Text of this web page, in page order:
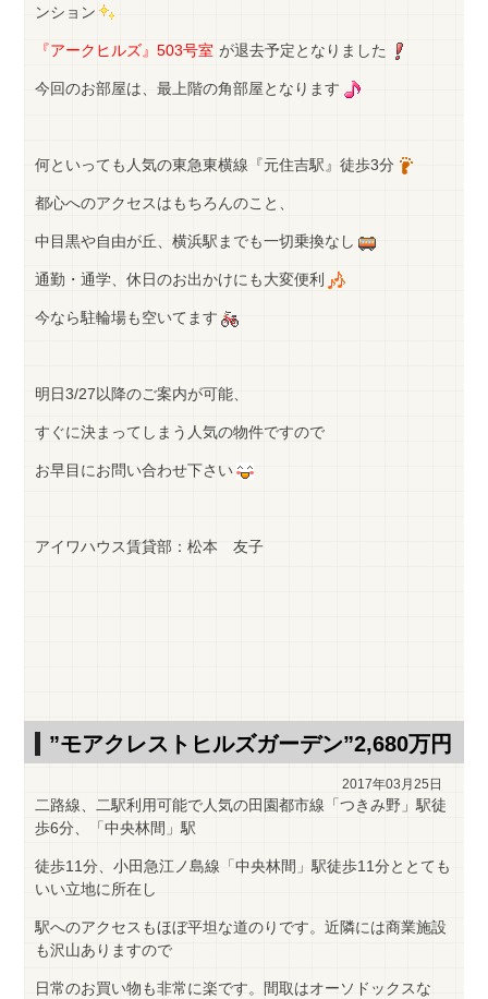
ンション
『アークヒルズ』503号室 が退去予定となりました
今回のお部屋は、最上階の角部屋となります
何といっても人気の東急東横線『元住吉駅』徒歩3分
都心へのアクセスはもちろんのこと、
中目黒や自由が丘、横浜駅までも一切乗換なし
通勤・通学、休日のお出かけにも大変便利
今なら駐輪場も空いてます
明日3/27以降のご案内が可能、
すぐに決まってしまう人気の物件ですので
お早目にお問い合わせ下さい
アイワハウス賃貸部：松本 友子
”モアクレストヒルズガーデン”2,680万円
2017年03月25日
二路線、二駅利用可能で人気の田園都市線「つきみ野」駅徒
歩6分、「中央林間」駅
徒歩11分、小田急江ノ島線「中央林間」駅徒歩11分ととても
いい立地に所在し
駅へのアクセスもほぼ平坦な道のりです。近隣には商業施設
も沢山ありますので
日常のお買い物も非常に楽です。間取はオーソドックスな